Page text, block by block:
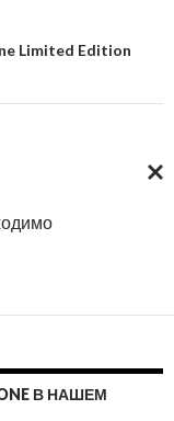
Limited Edition
В НАШЕМ